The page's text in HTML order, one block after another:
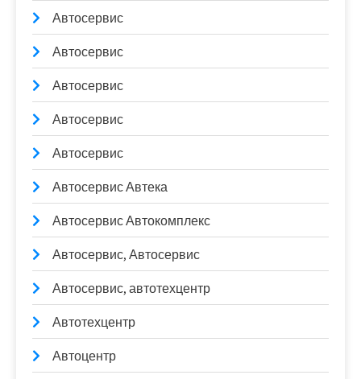
Автосервис
Автосервис
Автосервис
Автосервис
Автосервис
Автосервис Автека
Автосервис Автокомплекс
Автосервис, Автосервис
Автосервис, автотехцентр
Автотехцентр
Автоцентр